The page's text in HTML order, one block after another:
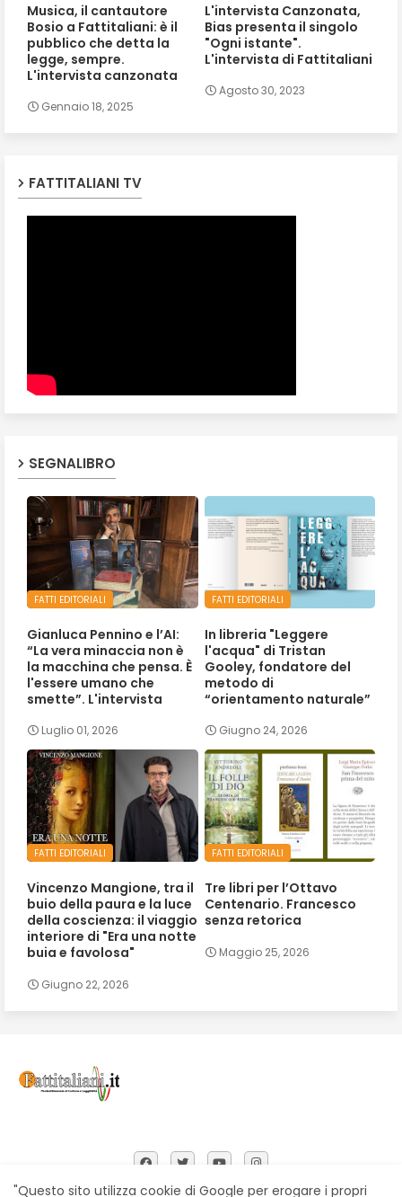
Musica, il cantautore
Bosio a Fattitaliani: è il
pubblico che detta la
legge, sempre.
L'intervista canzonata
Gennaio 18, 2025
L'intervista Canzonata,
Bias presenta il singolo
"Ogni istante".
L'intervista di Fattitaliani
Agosto 30, 2023
FATTITALIANI TV
SEGNALIBRO
FATTI EDITORIALI
Gianluca Pennino e l’AI:
“La vera minaccia non è
la macchina che pensa. È
l'essere umano che
smette”. L'intervista
Luglio 01, 2026
FATTI EDITORIALI
In libreria "Leggere
l'acqua" di Tristan
Gooley, fondatore del
metodo di
“orientamento naturale”
Giugno 24, 2026
FATTI EDITORIALI
Vincenzo Mangione, tra il
buio della paura e la luce
della coscienza: il viaggio
interiore di "Era una notte
buia e favolosa"
Giugno 22, 2026
FATTI EDITORIALI
Tre libri per l’Ottavo
Centenario. Francesco
senza retorica
Maggio 25, 2026
"Questo sito utilizza cookie di Google per erogare i propri